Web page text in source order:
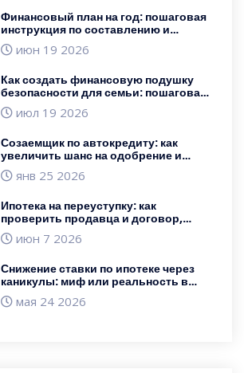
Финансовый план на год: пошаговая
инструкция по составлению и
соблюдению
июн 19 2026
Как создать финансовую подушку
безопасности для семьи: пошаговая
инструкция и расчеты
июл 19 2026
Созаемщик по автокредиту: как
увеличить шанс на одобрение и
сумму кредита
янв 25 2026
Ипотека на переуступку: как
проверить продавца и договор,
чтобы не потерять деньги
июн 7 2026
Снижение ставки по ипотеке через
каникулы: миф или реальность в
2026 году
мая 24 2026